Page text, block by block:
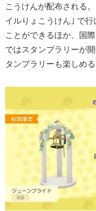
こうけんが配布される
イルりょこうけん｣ で
ことができるほか、国
ではスタンプラリーが
タンプラリーも楽しめる